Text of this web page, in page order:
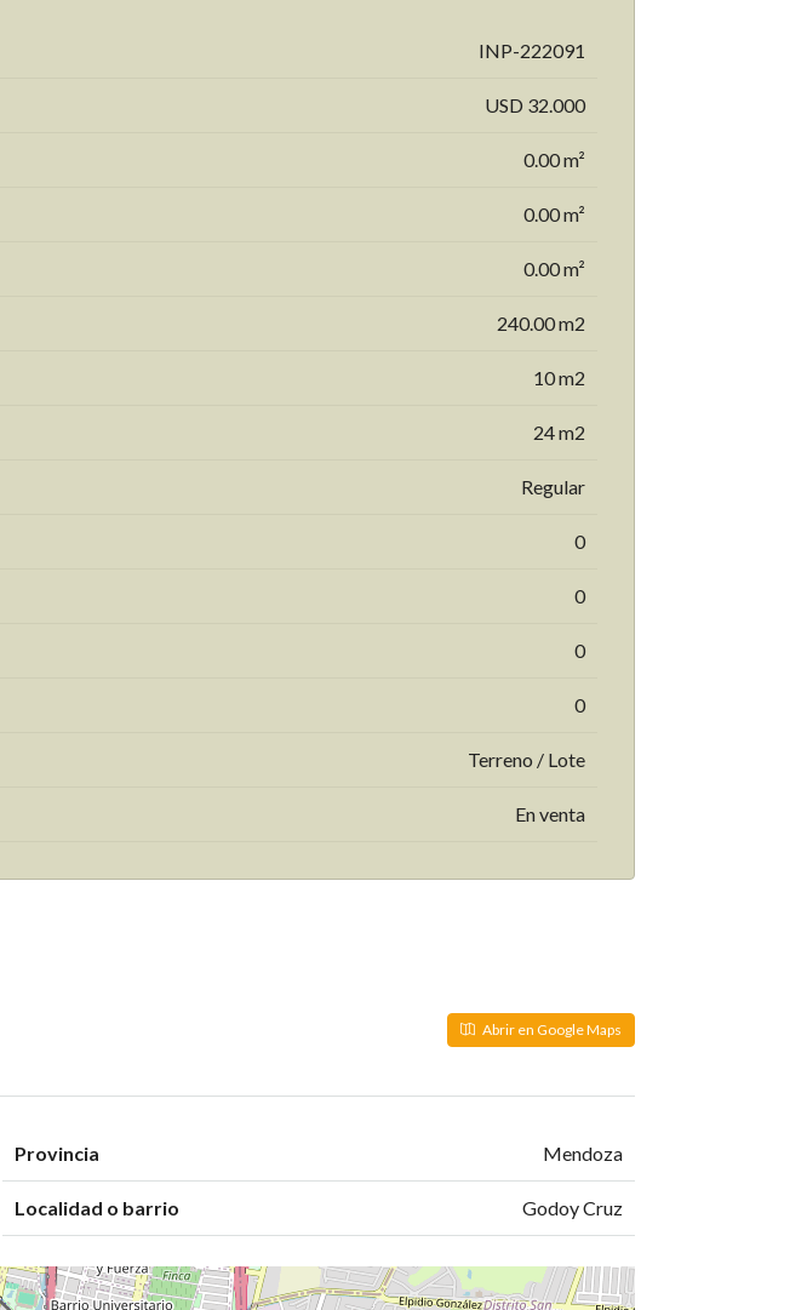
INP-222091
USD 32.000
0.00 m²
0.00 m²
0.00 m²
240.00 m2
10 m2
24 m2
Regular
0
0
0
0
Terreno / Lote
En venta
Abrir en Google Maps
Provincia Mendoza
Localidad o barrio Godoy Cruz